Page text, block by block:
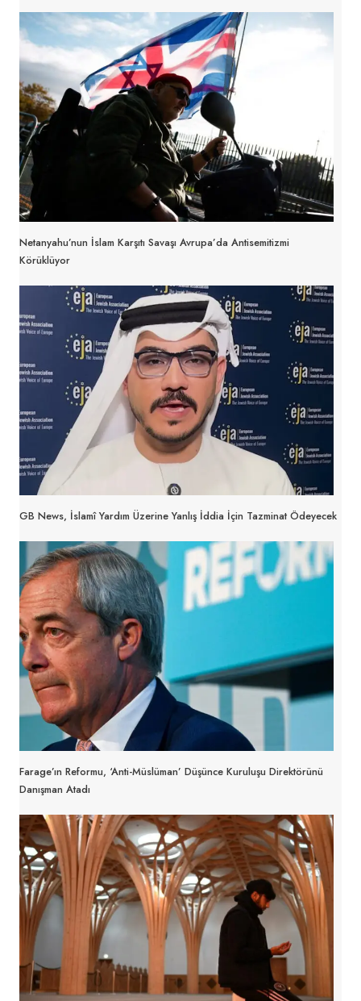
Netanyahu’nun İslam Karşıtı Savaşı Avrupa’da Antisemitizmi
Körüklüyor
GB News, İslamî Yardım Üzerine Yanlış İddia İçin Tazminat Ödeyecek
Farage’ın Reformu, ‘anti-Müslüman’ Düşünce Kuruluşu Direktörünü
Danışman Atadı